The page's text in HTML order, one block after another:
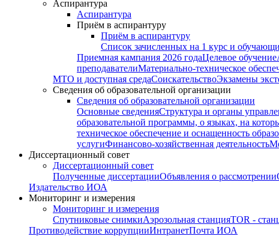
Аспирантура
Аспирантура
Приём в аспирантуру
Приём в аспирантуру
Список зачисленных на 1 курс и
Приемная кампания 2026 годаЦелевое обучение
преподавателиМатериально-техническое
МТО и доступная средаСоискательствоЭкзамены
Сведения об образовательной организации
Сведения об образовательной организации
Основные сведенияСтруктура и органы
образовательной программы, о языках, на
техническое обеспечение и оснащенность
услугиФинансово-хозяйственная деятельность
Диссертационный совет
Диссертационный совет
Полученные диссертацииОбъявления о рассмотрении
Издательство ИОА
Мониторинг и измерения
Мониторинг и измерения
Спутниковые снимкиАэрозольная станцияTOR -
Противодействие коррупцииИнтранетПочта ИОА